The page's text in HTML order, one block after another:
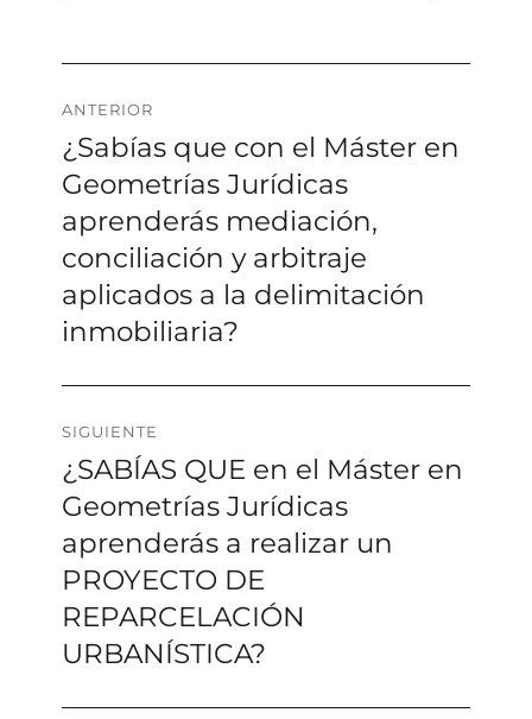
Navegación
de
entradas
ANTERIOR
Entrada
anterior:
¿Sabías que con el Máster en
Geometrías Jurídicas
aprenderás mediación,
conciliación y arbitraje
aplicados a la delimitación
inmobiliaria?
SIGUIENTE
Siguiente
entrada:
¿SABÍAS QUE en el Máster en
Geometrías Jurídicas
aprenderás a realizar un
PROYECTO DE
REPARCELACIÓN
URBANÍSTICA?